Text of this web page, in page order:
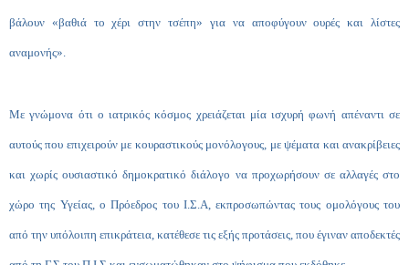
βάλουν «βαθιά το χέρι στην τσέπη» για να αποφύγουν ουρές και λίστες
αναμονής».
Με γνώμονα ότι ο ιατρικός κόσμος χρειάζεται μία ισχυρή φωνή απέναντι σε
αυτούς που επιχειρούν με κουραστικούς μονόλογους, με ψέματα και ανακρίβειες
και χωρίς ουσιαστικό δημοκρατικό διάλογο να προχωρήσουν σε αλλαγές στο
χώρο της Υγείας, ο Πρόεδρος του Ι.Σ.Α, εκπροσωπώντας τους ομολόγους του
από την υπόλοιπη επικράτεια, κατέθεσε τις εξής προτάσεις, που έγιναν αποδεκτές